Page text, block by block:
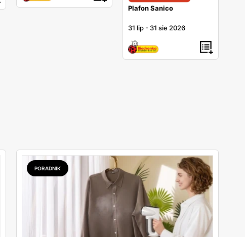
Plafon Sanico
31 lip - 31 sie 2026
PORADNIK